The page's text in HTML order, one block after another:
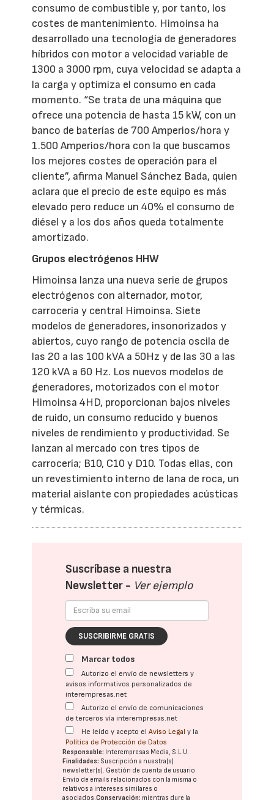
consumo de combustible y, por tanto, los
costes de mantenimiento. Himoinsa ha
desarrollado una tecnología de generadores
híbridos con motor a velocidad variable de
1300 a 3000 rpm, cuya velocidad se adapta a
la carga y optimiza el consumo en cada
momento. “Se trata de una máquina que
ofrece una potencia de hasta 15 kW, con un
banco de baterías de 700 Amperios/hora y
1.500 Amperios/hora con la que buscamos
los mejores costes de operación para el
cliente”, afirma Manuel Sánchez Bada, quien
aclara que el precio de este equipo es más
elevado pero reduce un 40% el consumo de
diésel y a los dos años queda totalmente
amortizado.
Grupos electrógenos HHW
Himoinsa lanza una nueva serie de grupos
electrógenos con alternador, motor,
carrocería y central Himoinsa. Siete
modelos de generadores, insonorizados y
abiertos, cuyo rango de potencia oscila de
las 20 a las 100 kVA a 50Hz y de las 30 a las
120 kVA a 60 Hz. Los nuevos modelos de
generadores, motorizados con el motor
Himoinsa 4HD, proporcionan bajos niveles
de ruido, un consumo reducido y buenos
niveles de rendimiento y productividad. Se
lanzan al mercado con tres tipos de
carrocería; B10, C10 y D10. Todas ellas, con
un revestimiento interno de lana de roca, un
material aislante con propiedades acústicas
y térmicas.
Suscríbase a nuestra
Newsletter - Ver ejemplo
SUSCRIBIRME GRATIS
Marcar todos
Autorizo el envío de newsletters y
avisos informativos personalizados de
interempresas.net
Autorizo el envío de comunicaciones
de terceros vía interempresas.net
He leído y acepto elAviso Legal y la
Política de Protección de Datos
Responsable: Interempresas Media, S.L.U.
Finalidades: Suscripción a nuestra(s)
newsletter(s). Gestión de cuenta de usuario.
Envío de emails relacionados con la misma o
relativos a intereses similares o
asociados.Conservación: mientras dure la